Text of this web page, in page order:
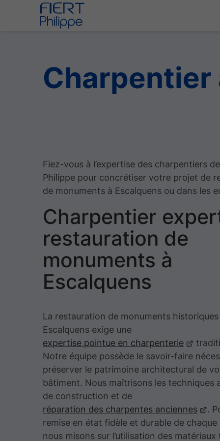
Charpentier
Fiez-vous à l’expertise des charpentiers
Philippe pour concrétiser votre projet de
de monuments à Escalquens ou dans les
Charpentier
restauration de
monuments à
Escalquens
La restauration de monuments historiques
Escalquens exige une
expertise pointue en charpenterie
Notre équipe possède le savoir-faire
préserver le patrimoine architectural de
bâtiment. Nous maîtrisons les techniques
de construction et de
réparation des charpentes anciennes
.
remise en état fidèle et durable de chaque
nous misons sur l’utilisation des